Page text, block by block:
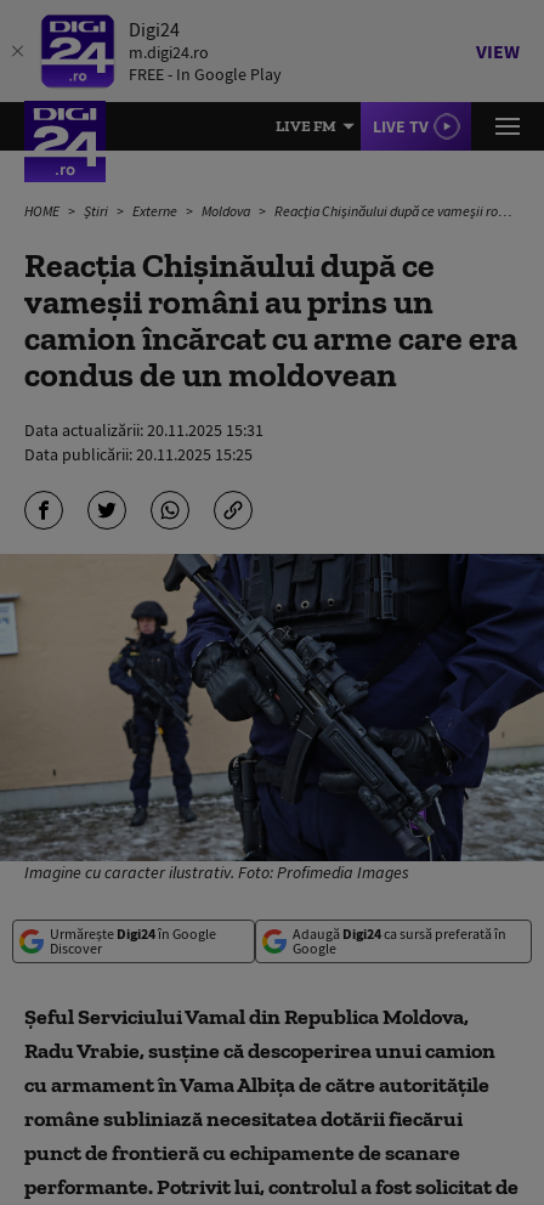
Digi24
m.digi24.ro
FREE - In Google Play
VIEW
LIVE FM LIVE TV
HOME Știri Externe Moldova Reacția Chișinăului după ce vameșii români au prins un camion încărcat cu arme care era condus de un moldovean
Reacția Chișinăului după ce
vameșii români au prins un
camion încărcat cu arme care era
condus de un moldovean
Data actualizării:20.11.2025 15:31
Data publicării:20.11.2025 15:25
Imagine cu caracter ilustrativ. Foto: Profimedia Images
Urmărește Digi24în Google
Discover
Adaugă Digi24ca sursă preferată în
Google
Șeful Serviciului Vamal din Republica Moldova,
Radu Vrabie, susține că descoperirea unui camion
cu armament în Vama Albița de către autoritățile
române subliniază necesitatea dotării fiecărui
punct de frontieră cu echipamente de scanare
performante. Potrivit lui, controlul a fost solicitat de